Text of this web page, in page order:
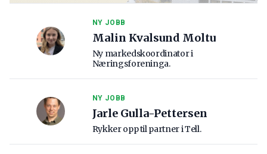
NY JOBB
Malin Kvalsund Moltu
Ny markedskoordinator i
Næringsforeninga.
NY JOBB
Jarle Gulla-Pettersen
Rykker opp til partner i Tell.